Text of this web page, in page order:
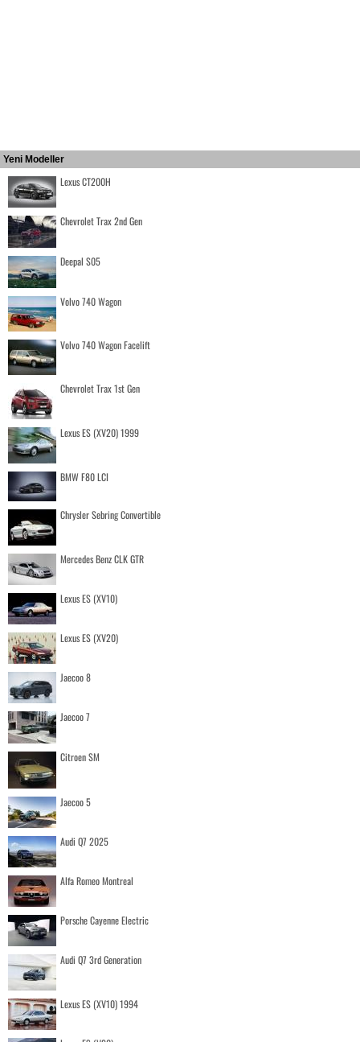
Yeni Modeller
Lexus CT200H
Chevrolet Trax 2nd Gen
Deepal S05
Volvo 740 Wagon
Volvo 740 Wagon Facelift
Chevrolet Trax 1st Gen
Lexus ES (XV20) 1999
BMW F80 LCI
Chrysler Sebring Convertible
Mercedes Benz CLK GTR
Lexus ES (XV10)
Lexus ES (XV20)
Jaecoo 8
Jaecoo 7
Citroen SM
Jaecoo 5
Audi Q7 2025
Alfa Romeo Montreal
Porsche Cayenne Electric
Audi Q7 3rd Generation
Lexus ES (XV10) 1994